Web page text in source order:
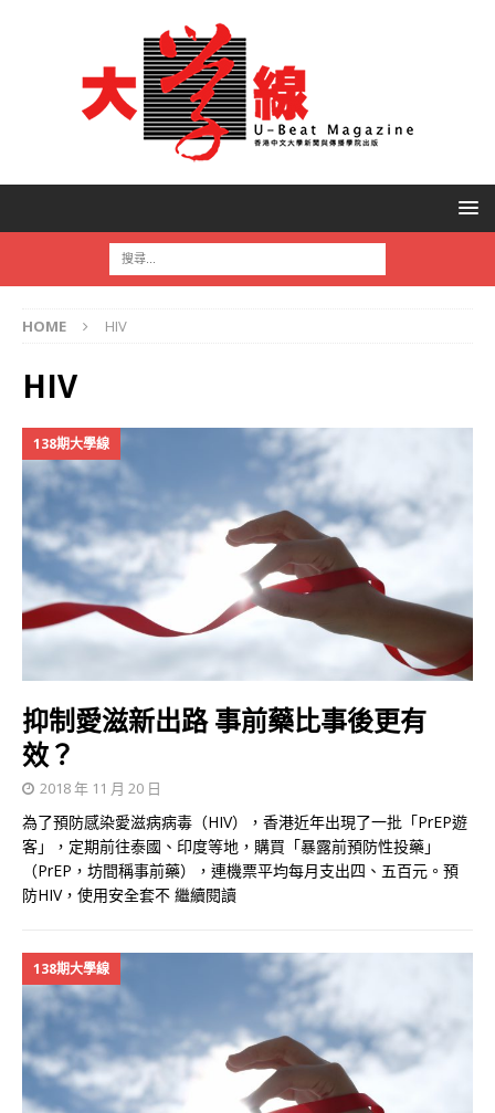
HOME HIV
HIV
138期大學線
抑制愛滋新出路 事前藥比事後更有
效？
2018 年 11 月 20 日
為了預防感染愛滋病病毒（HIV），香港近年出現了一批「PrEP遊
客」，定期前往泰國、印度等地，購買「暴露前預防性投藥」
（PrEP，坊間稱事前藥），連機票平均每月支出四、五百元。預
防HIV，使用安全套不 繼續閱讀
138期大學線